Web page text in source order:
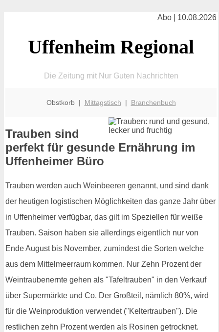
Abo | 10.08.2026
Uffenheim Regional
Die Zeitung mit Nur Guten Nachrichten
Obstkorb | Mittagstisch | Branchenbuch
Trauben sind
perfekt für gesunde Ernährung im
Uffenheimer Büro
Trauben werden auch Weinbeeren genannt, und sind dank
der heutigen logistischen Möglichkeiten das ganze Jahr über
in Uffenheimer verfügbar, das gilt im Speziellen für weiße
Trauben. Saison haben sie allerdings eigentlich nur von
Ende August bis November, zumindest die Sorten welche
aus dem Mittelmeerraum kommen. Nur Zehn Prozent der
Weintraubenernte gehen als "Tafeltrauben" in den Verkauf
über Supermärkte und Co. Der Großteil, nämlich 80%, wird
für die Weinproduktion verwendet ("Keltertrauben"). Die
restlichen zehn Prozent werden als Rosinen getrocknet.